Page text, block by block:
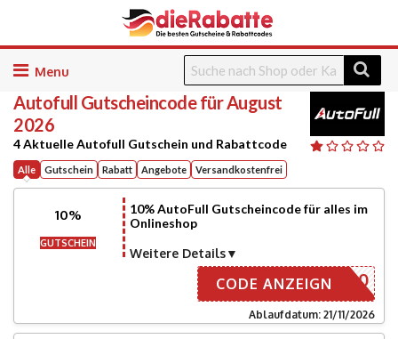
Skip
content
Autofull Gutscheincode für August
2026
4 Aktuelle Autofull Gutschein und Rabattcode
Alle Gutschein Rabatt Angebote Versandkostenfrei
10%
GUTSCHEIN
10% AutoFull Gutscheincode für alles im
Onlineshop
Weitere Details
AUTO10
CODE ANZEIGN
Ablaufdatum: 21/11/2026